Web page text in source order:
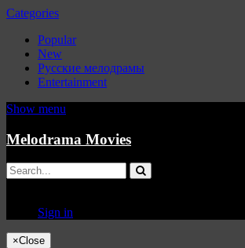
Categories
Popular
New
Русские мелодрамы
Entertainment
Show menu
Melodrama Movies
Sign in
×Close